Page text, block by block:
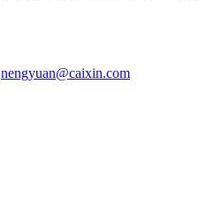
nengyuan@caixin.com